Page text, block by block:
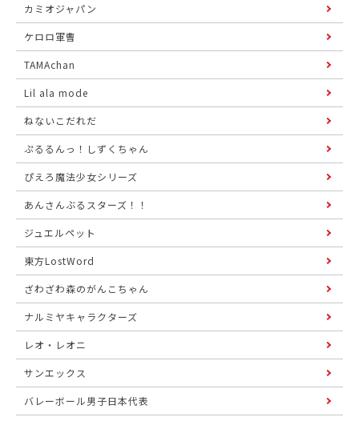
カミオジャパン
ケロロ軍曹
TAMAchan
Lil ala mode
ねないこだれだ
ぷるるんっ！しずくちゃん
ぴえろ魔法少女シリーズ
あんさんぶるスターズ！！
ジュエルペット
東方LostWord
ざわざわ森のがんこちゃん
ナルミヤキャラクターズ
レオ・レオニ
サンエックス
バレーボール男子日本代表